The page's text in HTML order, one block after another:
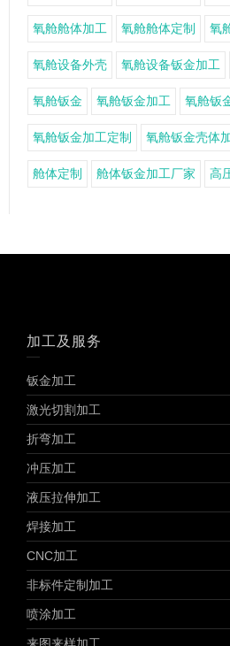
氧舱舱体加工 氧舱舱体定制 氧
氧舱设备外壳 氧舱设备钣金加工
氧舱钣金 氧舱钣金加工 氧舱钣
氧舱钣金加工定制 氧舱钣金壳体
舱体定制 舱体钣金加工厂家 高
加工及服务
钣金加工
激光切割加工
折弯加工
冲压加工
液压拉伸加工
焊接加工
CNC加工
非标件定制加工
喷涂加工